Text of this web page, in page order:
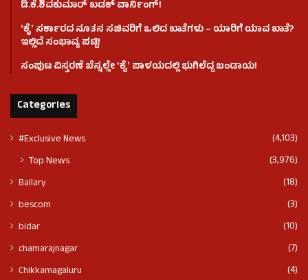
ಡಿ.ಕೆ.ಶಿವಕುಮಾರ್ ಖಡಕ್ ವಾರ್ನಿಂಗ್!
ʻಕೈʼ ಸರ್ಕಾರದ ನೂತನ ಸಚಿವರಿಗೆ ಒಲಿದ ಖಾತೆಗಳು – ಯಾರಿಗೆ ಯಾವ ಖಾತೆ?
ಇಲ್ಲಿದೆ ಸಂಭಾವ್ಯ ಪಟ್ಟಿ!
ಸಂಪುಟ ವಿಸ್ತರಣೆ ಬೆನ್ನಲ್ಲೇ ʻಕೈʼ ಪಾಳಯದಲ್ಲಿ ಭುಗಿಲೆದ್ದ ಬಂಡಾಯ!
Categories
#Exclusive News (4,103)
Top News (3,976)
Ballary
(18)
bescom
(3)
bidar
(10)
chamarajnagar
(7)
Chikkamagaluru
(4)